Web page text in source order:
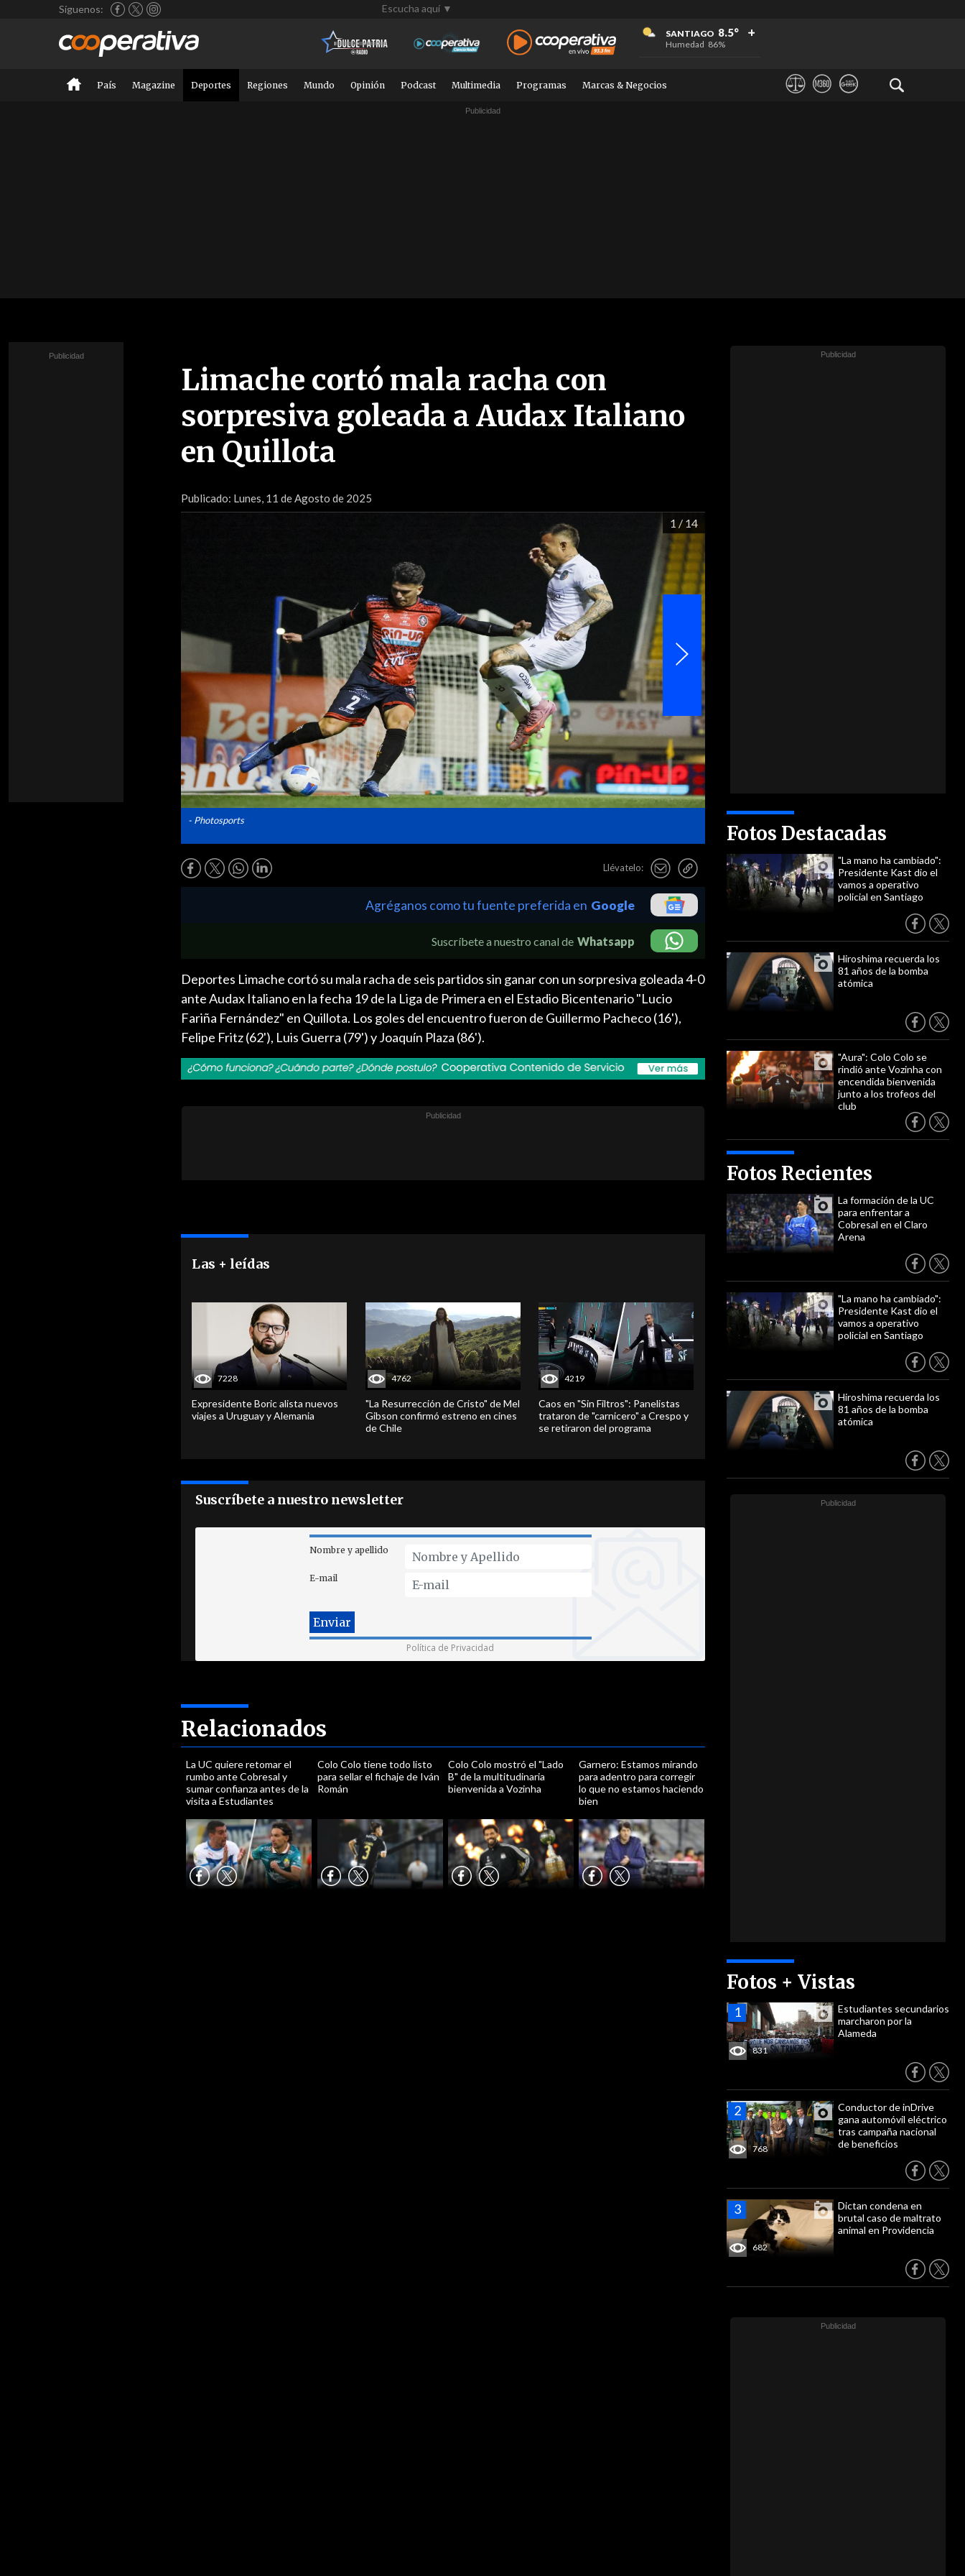
Síguenos: Escucha aquí ▼
SANTIAGO 8.5°
Humedad 86%
+
+
+
País Magazine Deportes Regiones Mundo Opinión Podcast Multimedia Programas Marcas & Negocios
Limache cortó mala racha con
sorpresiva goleada a Audax Italiano
en Quillota
Publicado: Lunes, 11 de Agosto de 2025
1 / 14
- Photosports
Llévatelo:
Fotos Destacadas
"La mano ha cambiado":
Presidente Kast dio el
vamos a operativo
policial en Santiago
Hiroshima recuerda los
81 años de la bomba
atómica
"Aura": Colo Colo se
rindió ante Vozinha con
encendida bienvenida
junto a los trofeos del
club
Fotos Recientes
La formación de la UC
para enfrentar a
Cobresal en el Claro
Arena
"La mano ha cambiado":
Presidente Kast dio el
vamos a operativo
policial en Santiago
Hiroshima recuerda los
81 años de la bomba
atómica
Fotos + Vistas
831
Estudiantes secundarios
marcharon por la
Alameda
768
Conductor de inDrive
gana automóvil eléctrico
tras campaña nacional
de beneficios
682
Dictan condena en
brutal caso de maltrato
animal en Providencia
Agréganos como tu fuente preferida en Google
Suscríbete a nuestro canal de Whatsapp
Deportes Limache cortó su mala racha de seis partidos sin ganar con un sorpresiva goleada 4-0
ante Audax Italiano en la fecha 19 de la Liga de Primera en el Estadio Bicentenario "Lucio
Fariña Fernández" en Quillota. Los goles del encuentro fueron de Guillermo Pacheco (16'),
Felipe Fritz (62'), Luis Guerra (79') y Joaquín Plaza (86').
Las + leídas
7228
Expresidente Boric alista nuevos
viajes a Uruguay y Alemania
4762
"La Resurrección de Cristo" de Mel
Gibson confirmó estreno en cines
de Chile
4219
Caos en "Sin Filtros": Panelistas
trataron de "carnicero" a Crespo y
se retiraron del programa
Suscríbete a nuestro newsletter
Nombre y apellido
E-mail
Política de Privacidad
Relacionados
La UC quiere retomar el
rumbo ante Cobresal y
sumar confianza antes de la
visita a Estudiantes
Colo Colo tiene todo listo
para sellar el fichaje de Iván
Román
Colo Colo mostró el "Lado
B" de la multitudinaria
bienvenida a Vozinha
Garnero: Estamos mirando
para adentro para corregir
lo que no estamos haciendo
bien